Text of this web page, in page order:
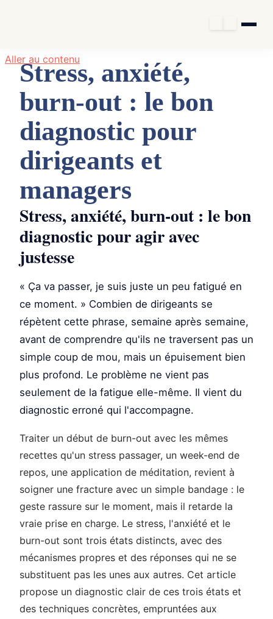
Aller au contenu
Stress, anxiété,
burn-out : le bon
diagnostic pour
dirigeants et
managers
Stress, anxiété, burn-out : le bon
diagnostic pour agir avec
justesse
« Ça va passer, je suis juste un peu fatigué en
ce moment. » Combien de dirigeants se
répètent cette phrase, semaine après semaine,
avant de comprendre qu'ils ne traversent pas un
simple coup de mou, mais un épuisement bien
plus profond. Le problème ne vient pas
seulement de la fatigue elle-même. Il vient du
diagnostic erroné qui l'accompagne.
Traiter un début de burn-out avec les mêmes
recettes qu'un stress passager, un week-end de
repos, une application de méditation, revient à
soigner une fracture avec un simple bandage : le
geste rassure sur le moment, mais il retarde la
vraie prise en charge. Le stress, l'anxiété et le
burn-out sont trois états distincts, avec des
mécanismes propres et des réponses qui ne se
substituent pas les unes aux autres. Cet article
propose un diagnostic clair de ces trois états et
des techniques concrètes, empruntées aux